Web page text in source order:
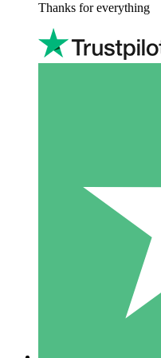
Thanks for everything